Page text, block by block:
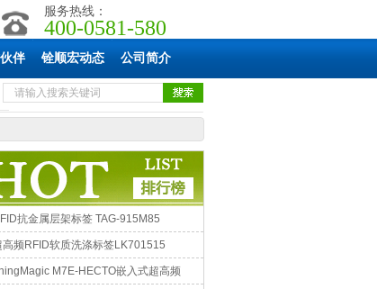
服务热线：
400-0581-580
伴 铨顺宏动态 公司简介
抗金属层架标签 TAG-915M85
高频RFID软质洗涤标签LK701515
M7E-HECTO嵌入式超高频